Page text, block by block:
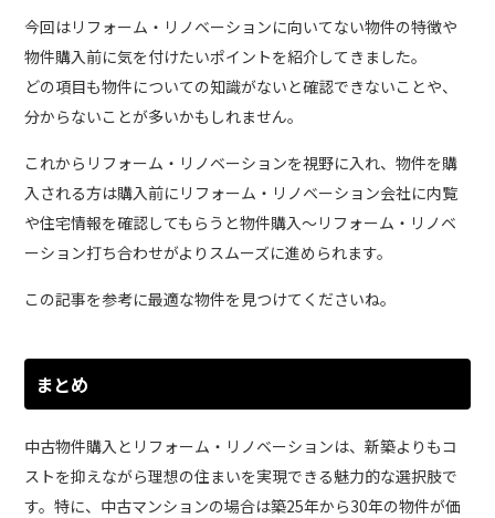
今回はリフォーム・リノベーションに向いてない物件の特徴や
物件購入前に気を付けたいポイントを紹介してきました。
どの項目も物件についての知識がないと確認できないことや、
分からないことが多いかもしれません。
これからリフォーム・リノベーションを視野に入れ、物件を購
入される方は購入前にリフォーム・リノベーション会社に内覧
や住宅情報を確認してもらうと物件購入～リフォーム・リノベ
ーション打ち合わせがよりスムーズに進められます。
この記事を参考に最適な物件を見つけてくださいね。
まとめ
中古物件購入とリフォーム・リノベーションは、新築よりもコ
ストを抑えながら理想の住まいを実現できる魅力的な選択肢で
す。特に、中古マンションの場合は築25年から30年の物件が価